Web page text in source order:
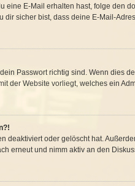
E-Mail erhalten hast, folge den
sicher bist, dass deine E-Mail-
Passwort richtig sind. Wenn dies
der Website vorliegt, welches ein
deaktiviert oder gelöscht hat.
erneut und nimm aktiv an den